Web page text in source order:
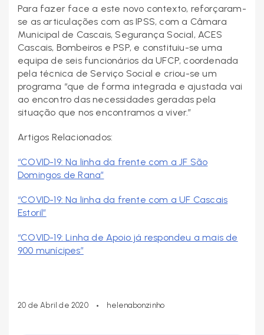
Para fazer face a este novo contexto, reforçaram-
se as articulações com as IPSS, com a Câmara
Municipal de Cascais, Segurança Social, ACES
Cascais, Bombeiros e PSP, e constituiu-se uma
equipa de seis funcionários da UFCP, coordenada
pela técnica de Serviço Social e criou-se um
programa “que de forma integrada e ajustada vai
ao encontro das necessidades geradas pela
situação que nos encontramos a viver.”
Artigos Relacionados:
“COVID-19: Na linha da frente com a JF São
Domingos de Rana”
“COVID-19: Na linha da frente com a UF Cascais
Estoril”
“COVID-19: Linha de Apoio já respondeu a mais de
900 munícipes”
20 de Abril de 2020 • helenabonzinho